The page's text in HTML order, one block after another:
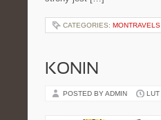
CATEGORIES: MONTRAVELS
KONIN
POSTED BY ADMIN